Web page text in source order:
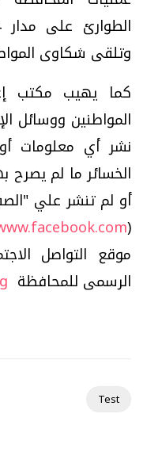
وتلقى شكاوى
كما يهيب مكتب
المواطنين ووسائل
نشر أي معلومات
الخسائر ما لم يصرح
أو لم تنشر علي
(
موقع التواصل
الرسمى للمحافظة
Test